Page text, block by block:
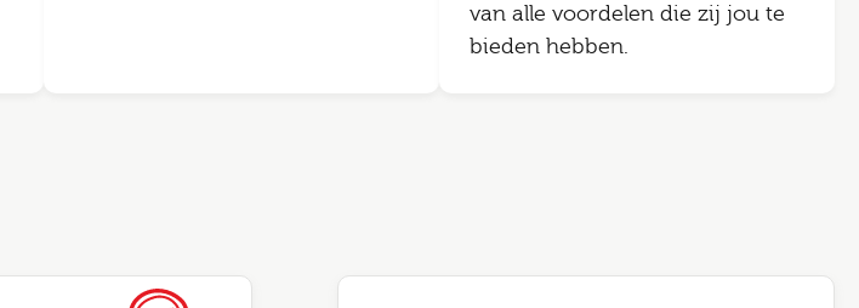
van alle voordelen die zij jou te
bieden hebben.